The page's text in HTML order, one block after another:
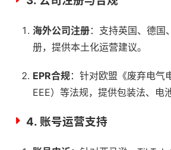
海外公司注册：支持英国、德国
册，提供本土化运营建议。
EPR合规：针对欧盟《废弃电气
EEE）等法规，提供包装法、电
4. 账号运营支持